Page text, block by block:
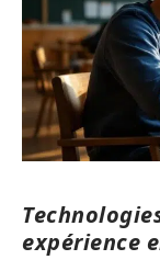
expérience